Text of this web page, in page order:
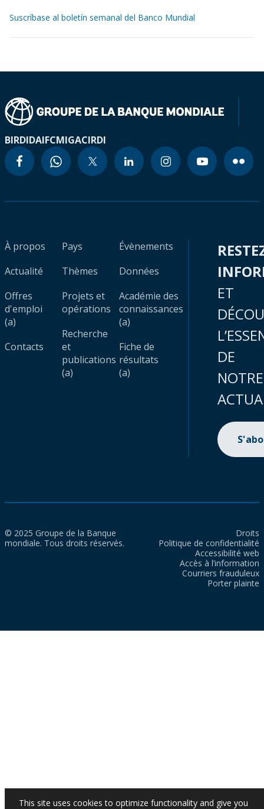
Suscríbase al boletín semanal del Banco Mundial
BIRDIDAIFCMIGACIRDI
À propos
Actualité
Offres
d'emploi
(a)
Contacts
Pays
Thèmes
Projets et
opérations
Recherche
et
publications
(a)
Évènements
Données
Académie des
connaissances
(a)
Fiche de
résultats
(a)
ET
DE
NOTRE
© 2025 Groupe de la Banque
mondiale. Tous droits réservés.
Droits
Politique de confidentialité
Accessibilité web
Accès à l’information
Courriers frauduleux
Porter plainte
This site uses cookies to optimize functionality and give you